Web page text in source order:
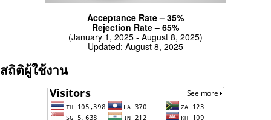
Acceptance Rate – 35%
Rejection Rate – 65%
(January 1, 2025 - August 8, 2025)
Updated: August 8, 2025
สถิติผู้ใช้งาน